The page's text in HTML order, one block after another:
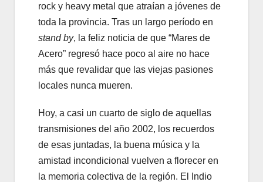
rock y heavy metal que atraían a jóvenes de
toda la provincia. Tras un largo período en
stand by, la feliz noticia de que “Mares de
Acero” regresó hace poco al aire no hace
más que revalidar que las viejas pasiones
locales nunca mueren.
Hoy, a casi un cuarto de siglo de aquellas
transmisiones del año 2002, los recuerdos
de esas juntadas, la buena música y la
amistad incondicional vuelven a florecer en
la memoria colectiva de la región. El Indio